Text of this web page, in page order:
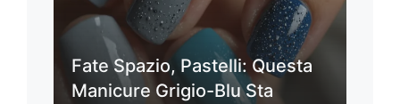
Fate Spazio, Pastelli: Questa
Manicure Grigio-Blu Sta